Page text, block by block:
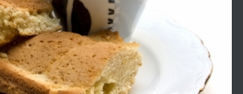
Давам гараж под наем
преди 2 дни